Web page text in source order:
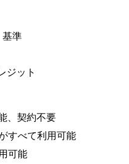
基準
ジット
、契約不要
すべて利用可能
可能